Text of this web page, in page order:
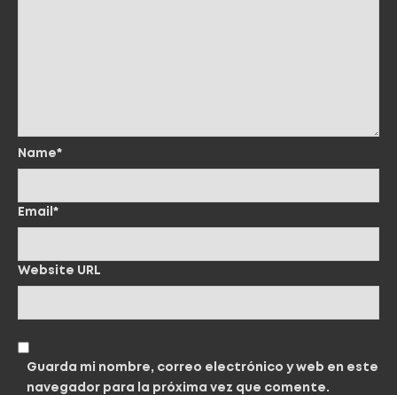
Name*
Email*
Website URL
Guarda mi nombre, correo electrónico y web en este
navegador para la próxima vez que comente.